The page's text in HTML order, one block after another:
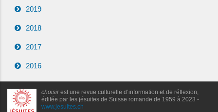
2019
2018
2017
2016
choisirest une revue culturelle d’information et de réflexion,
éditée par les jésuites de Suisse romande de 1959 à 2023 -
www.jesuites.ch